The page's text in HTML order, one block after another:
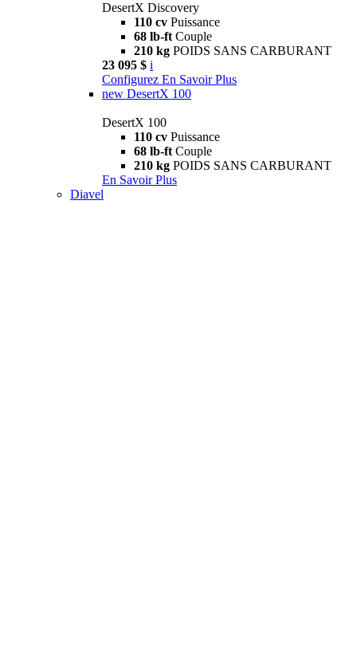
DesertX Discovery
110 cv Puissance
68 lb-ft Couple
210 kg POIDS SANS CARBURANT
23 095 $ i
Configurez En Savoir Plus
new DesertX 100
DesertX 100
110 cv Puissance
68 lb-ft Couple
210 kg POIDS SANS CARBURANT
En Savoir Plus
Diavel